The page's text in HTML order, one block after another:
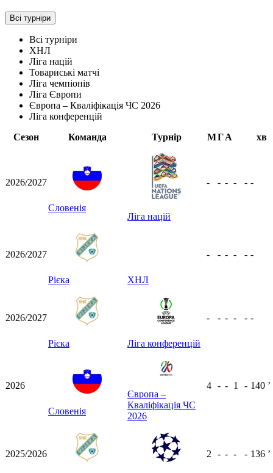
Всі турніри
Всі турніри
ХНЛ
Ліга націй
Товариські матчі
Ліга чемпіонів
Ліга Європи
Європа – Кваліфікація ЧС 2026
Ліга конференцій
Сезон
Команда Турнір МГА хв
2026/2027
Словенія
Ліга націй
- - - - - -
2026/2027
Рієка ХНЛ
- - - - - -
2026/2027
Рієка Ліга конференцій
- - - - - -
2026
Словенія
Європа –
Кваліфікація ЧС
2026
4 - - 1 - 140 ʼ
2025/2026 2 - - - - 136 ʼ